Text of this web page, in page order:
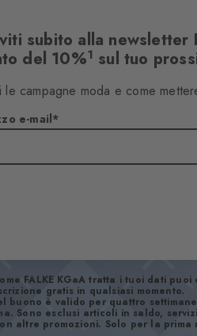
subito alla newsletter
del 10%1 sul tuo
le campagne moda e come
e-mail
FALKE KGaA tratta i tuoi dati
gratis in qualsiasi momento.
buono è valido per quattro
Sono esclusi articoli in saldo,
altre promozioni. Solo per la prima